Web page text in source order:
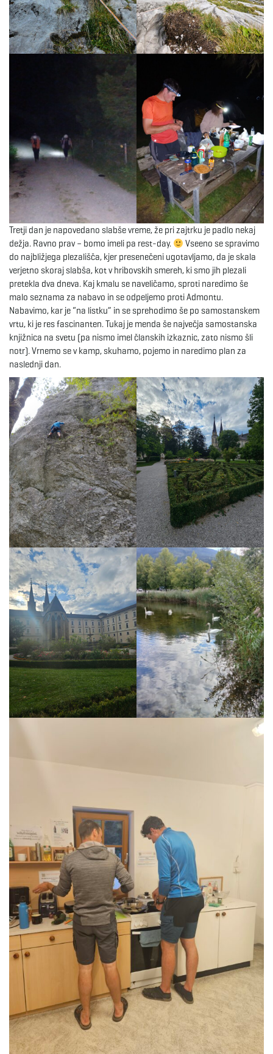
Tretji dan je napovedano slabše vreme, že pri zajtrku je padlo nekaj
dežja. Ravno prav – bomo imeli pa rest-day.
Vseeno se spravimo
do najbližjega plezališča, kjer presenečeni ugotavljamo, da je skala
verjetno skoraj slabša, kot v hribovskih smereh, ki smo jih plezali
pretekla dva dneva. Kaj kmalu se naveličamo, sproti naredimo še
malo seznama za nabavo in se odpeljemo proti Admontu.
Nabavimo, kar je “na listku” in se sprehodimo še po samostanskem
vrtu, ki je res fascinanten. Tukaj je menda še največja samostanska
knjižnica na svetu (pa nismo imel članskih izkaznic, zato nismo šli
notr). Vrnemo se v kamp, skuhamo, pojemo in naredimo plan za
naslednji dan.